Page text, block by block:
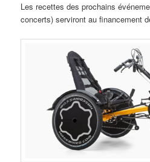
Les recettes des prochains
concerts) serviront au financement